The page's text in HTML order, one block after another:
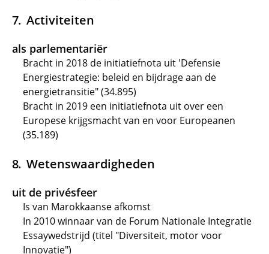
Activiteiten
als parlementariër
Bracht in 2018 de initiatiefnota uit 'Defensie
Energiestrategie: beleid en bijdrage aan de
energietransitie" (34.895)
Bracht in 2019 een initiatiefnota uit over een
Europese krijgsmacht van en voor Europeanen
(35.189)
Wetenswaardigheden
uit de privésfeer
Is van Marokkaanse afkomst
In 2010 winnaar van de Forum Nationale Integratie
Essaywedstrijd (titel "Diversiteit, motor voor
Innovatie")